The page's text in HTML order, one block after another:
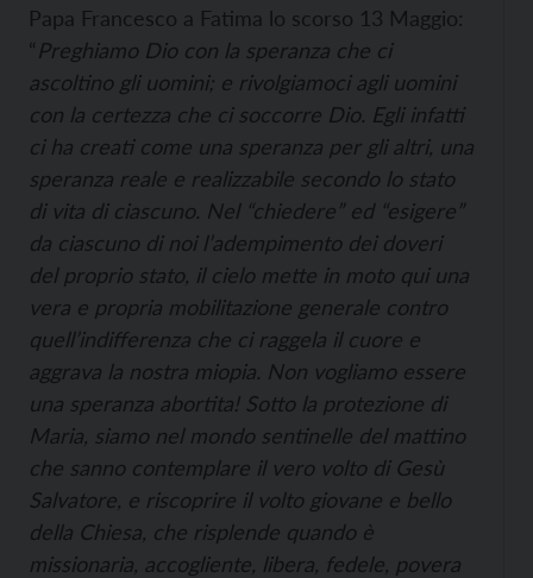
Papa Francesco a Fatima lo scorso 13 Maggio:
“Preghiamo Dio con la speranza che ci
ascoltino gli uomini; e rivolgiamoci agli uomini
con la certezza che ci soccorre Dio. Egli infatti
ci ha creati come una speranza per gli altri, una
speranza reale e realizzabile secondo lo stato
di vita di ciascuno. Nel “chiedere” ed “esigere”
da ciascuno di noi l’adempimento dei doveri
del proprio stato, il cielo mette in moto qui una
vera e propria mobilitazione generale contro
quell’indifferenza che ci raggela il cuore e
aggrava la nostra miopia. Non vogliamo essere
una speranza abortita! Sotto la protezione di
Maria, siamo nel mondo sentinelle del mattino
che sanno contemplare il vero volto di Gesù
Salvatore, e riscoprire il volto giovane e bello
della Chiesa, che risplende quando è
missionaria, accogliente, libera, fedele, povera